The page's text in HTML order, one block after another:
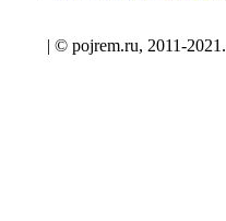
| © pojrem.ru, 2011-2021.